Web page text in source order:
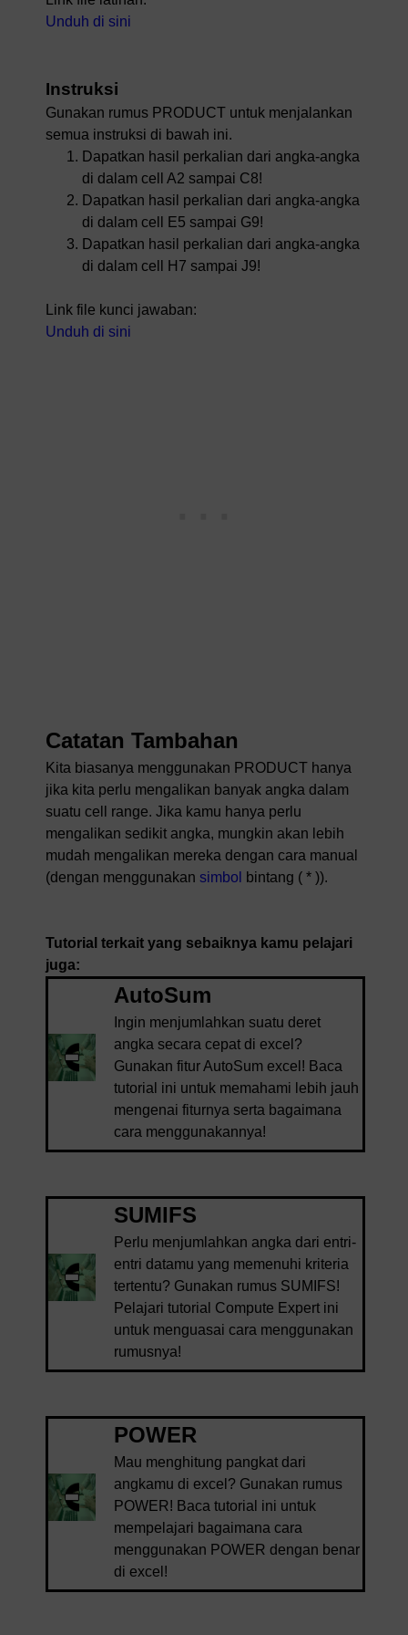
Unduh di sini
Instruksi
Gunakan rumus PRODUCT untuk menjalankan
semua instruksi di bawah ini.
Dapatkan hasil perkalian dari angka-angka
di dalam cell A2 sampai C8!
Dapatkan hasil perkalian dari angka-angka
di dalam cell E5 sampai G9!
Dapatkan hasil perkalian dari angka-angka
di dalam cell H7 sampai J9!
Link file kunci jawaban:
Unduh di sini
Catatan Tambahan
Kita biasanya menggunakan PRODUCT hanya
jika kita perlu mengalikan banyak angka dalam
suatu cell range. Jika kamu hanya perlu
mengalikan sedikit angka, mungkin akan lebih
mudah mengalikan mereka dengan cara manual
(dengan menggunakan simbol bintang ( * )).
Tutorial terkait yang sebaiknya kamu pelajari
juga:
AutoSum
Ingin menjumlahkan suatu deret
angka secara cepat di excel?
Gunakan fitur AutoSum excel! Baca
tutorial ini untuk memahami lebih jauh
mengenai fiturnya serta bagaimana
cara menggunakannya!
SUMIFS
Perlu menjumlahkan angka dari entri-
entri datamu yang memenuhi kriteria
tertentu? Gunakan rumus SUMIFS!
Pelajari tutorial Compute Expert ini
untuk menguasai cara menggunakan
rumusnya!
POWER
Mau menghitung pangkat dari
angkamu di excel? Gunakan rumus
POWER! Baca tutorial ini untuk
mempelajari bagaimana cara
menggunakan POWER dengan benar
di excel!